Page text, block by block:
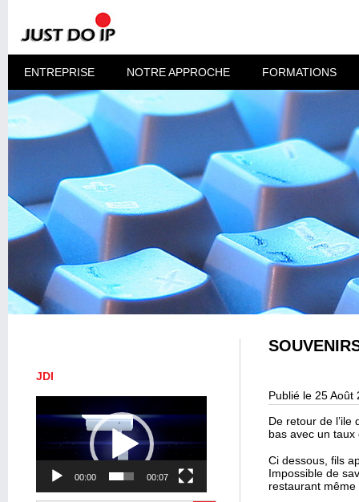
ENTREPRISE NOTRE APPROCHE FORMATIONS
JDI
vidéo
00:00 00:07
Publié le 25 Août
De retour de
bas avec un
Ci dessous, fils
Impossible de
restaurant même